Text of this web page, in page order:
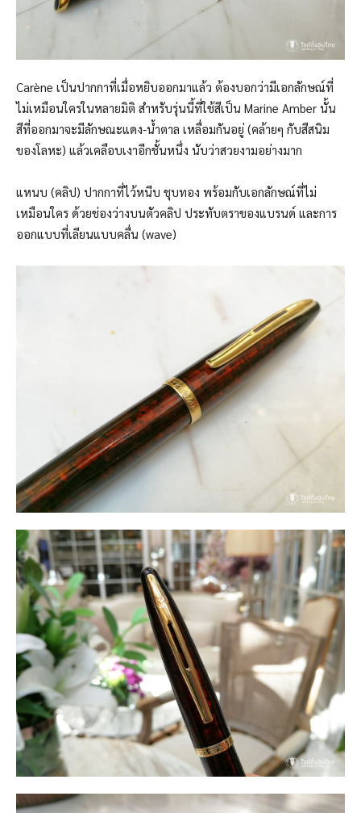
Carène เป็นปากกาที่เมื่อหยิบออกมาแล้ว ต้องบอกว่ามีเอกลักษณ์ที่
ไม่เหมือนใครในหลายมิติ สำหรับรุ่นนี้ที่ใช้สีเป็น Marine Amber นั้น
สีที่ออกมาจะมีลักษณะแดง-น้ำตาล เหลื่อมกันอยู่ (คล้ายๆ กับสีสนิม
ของโลหะ) แล้วเคลือบเงาอีกชั้นหนึ่ง นับว่าสวยงามอย่างมาก
แหนบ (คลิป) ปากกาที่ไว้หนีบ ชุบทอง พร้อมกับเอกลักษณ์ที่ไม่
เหมือนใคร ด้วยช่องว่างบนตัวคลิป ประทับตราของแบรนด์ และการ
ออกแบบที่เลียนแบบคลื่น (wave)